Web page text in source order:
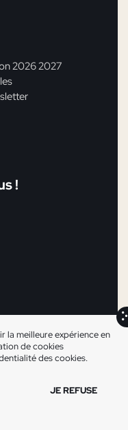
2026 2027
!
légales
la meilleure expérience en
de cookies
des cookies.
JE REFUSE